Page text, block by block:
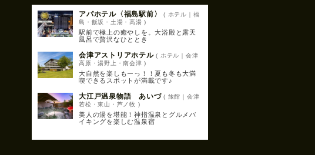
アパホテル〈福島駅前〉
( ホテル｜福
島・飯坂・土湯・高湯 )
駅前で極上の癒やしを。大浴殿と露天
風呂で贅沢なひととき
会津アストリアホテル( ホテル｜会津
高原・湯野上・南会津 )
大自然を楽しもーっ！！夏も冬も大満
喫できるスポットが満載です♪
大江戸温泉物語 あいづ( 旅館｜会津
若松・東山・芦ノ牧 )
美人の湯を堪能！神指温泉とグルメバ
イキングを楽しむ温泉宿